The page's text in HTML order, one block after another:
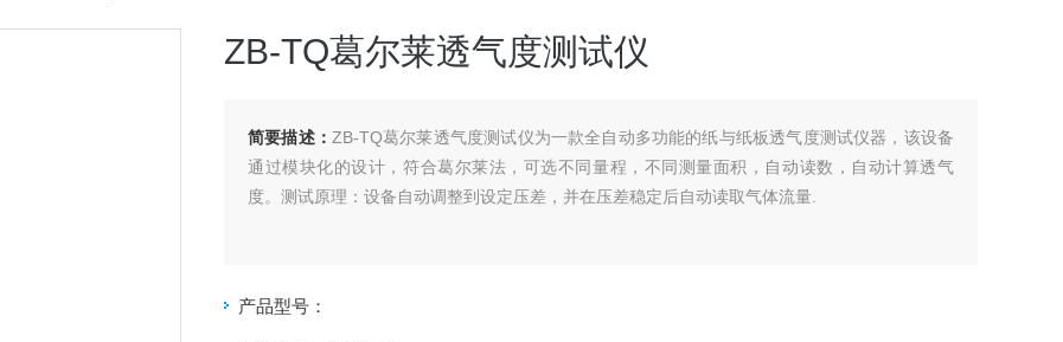
ZB-TQ葛尔莱透气度测试仪
简要描述： ZB-TQ葛尔莱透气度测试仪为一款全自动多功能的纸与纸板透气度测试仪器，该设备
通过模块化的设计，符合葛尔莱法，可选不同量程，不同测量面积，自动读数，自动计算透气
度。测试原理：设备自动调整到设定压差，并在压差稳定后自动读取气体流量.
产品型号：